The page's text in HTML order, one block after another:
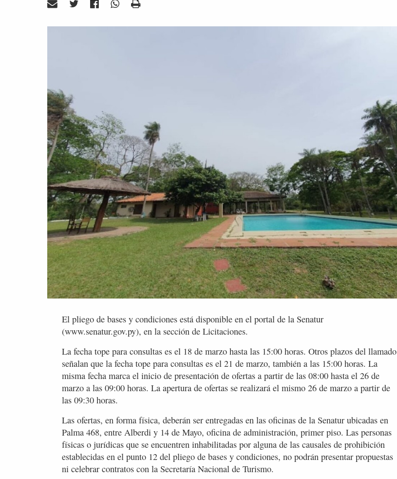
El pliego de bases y condiciones está disponible en el portal de la Senatur
(www.senatur.gov.py), en la sección de Licitaciones.
La fecha tope para consultas es el 18 de marzo hasta las 15:00 horas. Otros plazos del llamado
señalan que la fecha tope para consultas es el 21 de marzo, también a las 15:00 horas. La
misma fecha marca el inicio de presentación de ofertas a partir de las 08:00 hasta el 26 de
marzo a las 09:00 horas. La apertura de ofertas se realizará el mismo 26 de marzo a partir de
las 09:30 horas.
Las ofertas, en forma física, deberán ser entregadas en las oficinas de la Senatur ubicadas en
Palma 468, entre Alberdi y 14 de Mayo, oficina de administración, primer piso. Las personas
físicas o jurídicas que se encuentren inhabilitadas por alguna de las causales de prohibición
establecidas en el punto 12 del pliego de bases y condiciones, no podrán presentar propuestas
ni celebrar contratos con la Secretaría Nacional de Turismo.